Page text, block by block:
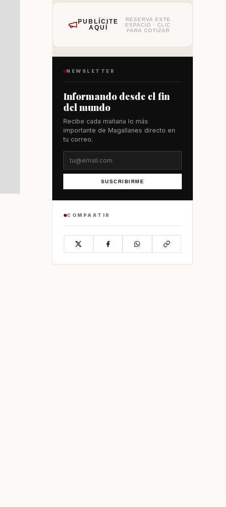
PUBLÍCITE
AQUÍ
RESERVA ESTE
ESPACIO · CLIC
PARA COTIZAR
NEWSLETTER
Informando desde el fin
del mundo
Recibe cada mañana lo más
importante de Magallanes directo en
tu correo.
SUSCRIBIRME
COMPARTIR